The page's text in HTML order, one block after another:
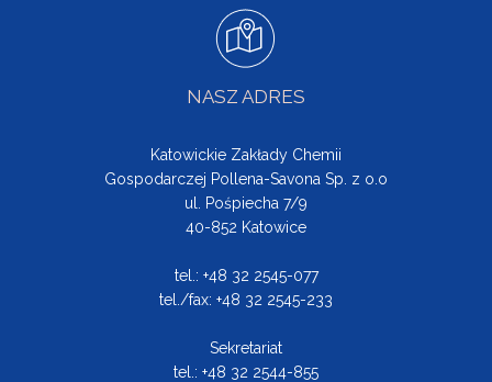
NASZ ADRES
Katowickie Zakłady Chemii
Gospodarczej Pollena-Savona Sp. z o.o
ul. Pośpiecha 7/9
40-852 Katowice
tel.: +48 32 2545-077
tel./fax: +48 32 2545-233
Sekretariat
tel.: +48 32 2544-855